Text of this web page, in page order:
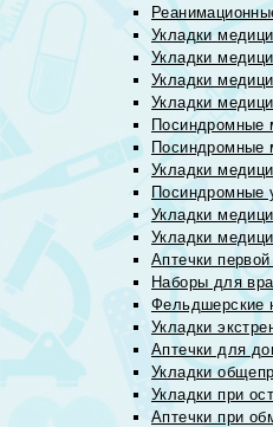
Укладки
Укладки
Укладки
Укладки
Посиндромные
Посиндромные
Укладки
Посиндромные
Укладки
Укладки
Аптечки
Наборы для
Фельдшерские
Укладки
Аптечки для
Укладки
Укладки при
Аптечки при